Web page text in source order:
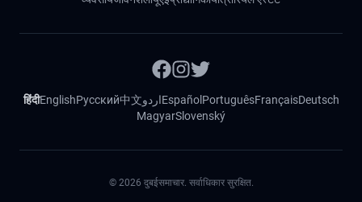
हिंदीEnglishРусский中文اردوEspañol PortuguêsFrançaisDeutsch
MagyarSlovenský
© 2026 दुबईसमाचार. सर्वाधिकार सुरक्षित.